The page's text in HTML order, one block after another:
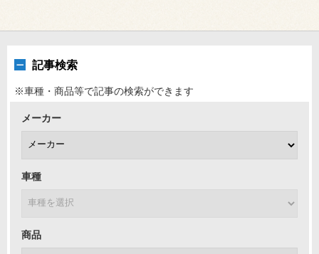
記事検索
※車種・商品等で記事の検索ができます
メーカー
車種
商品